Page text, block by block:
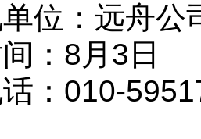
：远舟公
8月3日
：010-